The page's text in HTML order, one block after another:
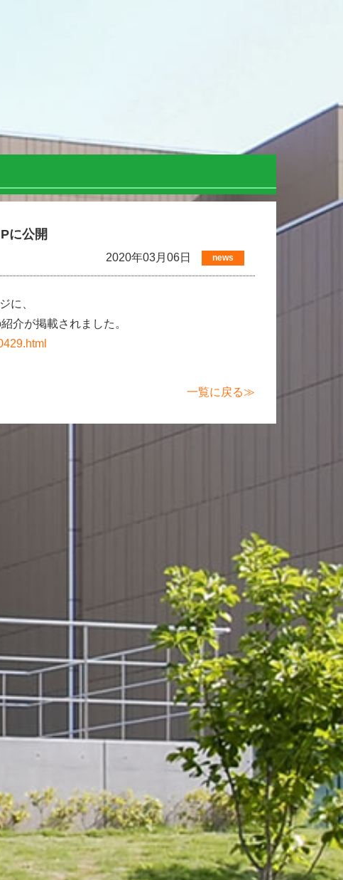
に公開
2020年03月06日 news
に、
介が掲載されました。
一覧に戻る≫